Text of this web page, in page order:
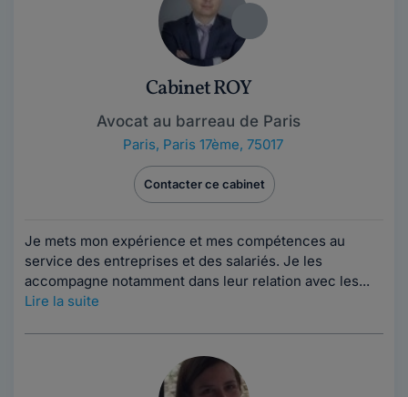
Cabinet ROY
Avocat au barreau de Paris
Paris, Paris 17ème, 75017
Contacter ce cabinet
Je mets mon expérience et mes compétences au
service des entreprises et des salariés. Je les
accompagne notamment dans leur relation avec les...
Lire la suite